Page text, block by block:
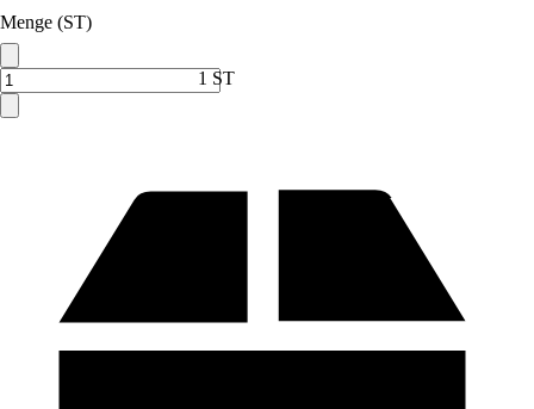
Menge (ST)
1 ST